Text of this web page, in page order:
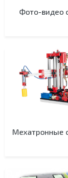
Фото-видео
Мехатронные